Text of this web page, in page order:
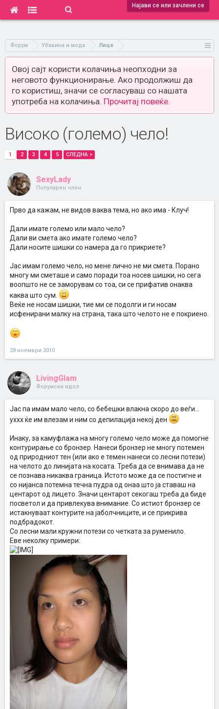
Најави се или зачлени се
Форум Убавина и мода Лице
Овој сајт користи колачиња неопходни за
неговото функционирање. Ако продолжиш да
го користиш, значи се согласуваш со нашата
употреба на колачиња. Прочитај повеќе.
Високо (големо) чело!
1 2 3 4 5 СЛЕДНА >
SexyLady
Популарен член
Прво да кажам, не видов ваква тема, но ако има - Клуч!
Дали имате големо или мало чело?
Дали ви смета ако имате големо чело?
Дали носите шишки со намера да го прикриете?
Јас имам големо чело, но мене лично не ми смета. Порано
многу ми сметаше и само поради тоа носев шишки, но сега
воопшто не се заморувам со тоа, си се прифатив онаква
каква што сум.
Веќе не носам шишки, тие ми се подолги и ги носам
исфенирани малку на страна, така што челото не е покриено.
28 ноември 2010
LivingGlam
Форумски идол
Јас па имам мало чело, со бебешки влакна скоро до веѓи...
уххх ќе им влезам и ним со депилација некој ден
Инаку, за камуфлажа на многу големо чело може да помогне
контурирање со бронзер. Нанеси бронзер не многу потемен
од природниот тен (или ако е темен нанеси со лесни потези)
на челото до линијата на косата. Треба да се внимава да не
се познава никаква граница. Истото може да се постигне и
со нијанса потемна течна пудра од онаа што ја ставаш на
центарот од лицето. Значи центарот секогаш треба да биде
посветол и да привлекува внимание. Со истиот бронзер се
истакнуваат контурите на јаболчниците, и се прикрива
подбрадокот.
Со лесни мали кружни потези со четката за руменило.
Еве неколку примери: